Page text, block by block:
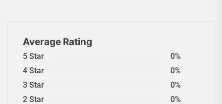
Average Rating
5 Star
0%
4 Star
0%
3 Star
0%
2 Star
0%